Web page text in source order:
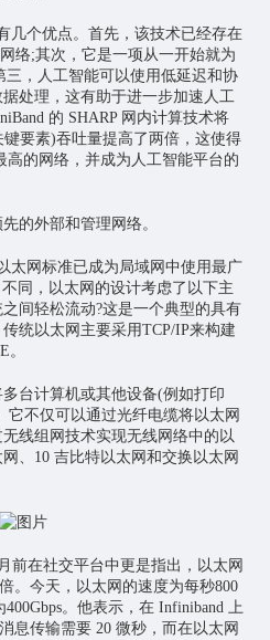
几个优点。首先，该技术已经存在
络;其次，它是一项从一开始就为
三，人工智能可以使用低延迟和协
处理，这有助于进一步加速人工
的 SHARP 网内计算技术将
要素)吞吐量提高了两倍，这使得
的网络，并成为人工智能平台的
的外部和管理网络。
太网标准已成为局域网中使用最广
同，以太网的设计考虑了以下主
间轻松流动?这是一个典型的具有
统以太网主要采用TCP/IP来构建
台计算机或其他设备(例如打印
它不仅可以通过光纤电缆将以太网
线组网技术实现无线网络中的以
、10 吉比特以太网和交换以太网
前在社交平台中更是指出，以太网
。今天，以太网的速度为每秒800
。他表示，在 Infiniband 上
息传输需要 20 微秒，而在以太网